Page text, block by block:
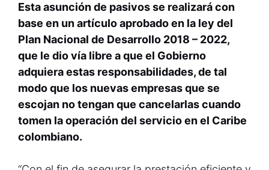
Esta asunción de pasivos se realizará con
base en un artículo aprobado en la ley del
Plan Nacional de Desarrollo 2018 – 2022,
que le dio vía libre a que el Gobierno
adquiera estas responsabilidades, de tal
modo que los nuevas empresas que se
escojan no tengan que cancelarlas cuando
tomen la operación del servicio en el Caribe
colombiano.